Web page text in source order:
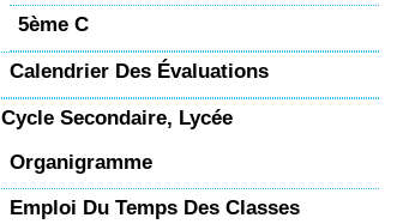
5ème C
Calendrier Des Évaluations
Cycle Secondaire, Lycée
Organigramme
Emploi Du Temps Des Classes